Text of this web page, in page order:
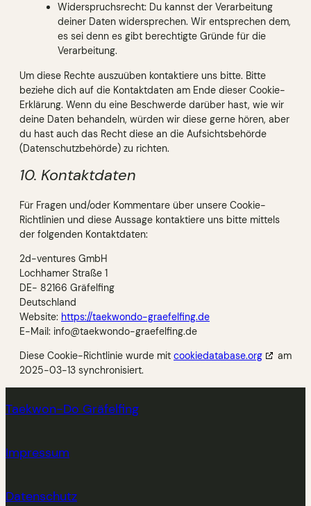
Widerspruchsrecht: Du kannst der Verarbeitung
deiner Daten widersprechen. Wir entsprechen dem,
es sei denn es gibt berechtigte Gründe für die
Verarbeitung.
Um diese Rechte auszuüben kontaktiere uns bitte. Bitte
beziehe dich auf die Kontaktdaten am Ende dieser Cookie-
Erklärung. Wenn du eine Beschwerde darüber hast, wie wir
deine Daten behandeln, würden wir diese gerne hören, aber
du hast auch das Recht diese an die Aufsichtsbehörde
(Datenschutzbehörde) zu richten.
10. Kontaktdaten
Für Fragen und/oder Kommentare über unsere Cookie-
Richtlinien und diese Aussage kontaktiere uns bitte mittels
der folgenden Kontaktdaten:
2d-ventures GmbH
Lochhamer Straße 1
DE- 82166 Gräfelfing
Deutschland
Website: https://taekwondo-graefelfing.de
E-Mail: info@taekwondo-graefelfing.de
Diese Cookie-Richtlinie wurde mit cookiedatabase.org
am
2025-03-13 synchronisiert.
Taekwon-Do Gräfelfing
Impressum
Datenschutz